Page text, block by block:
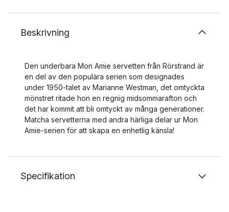
Beskrivning
Den underbara Mon Amie servetten från Rörstrand är
en del av den populära serien som designades
under 1950-talet av Marianne Westman, det omtyckta
mönstret ritade hon en regnig midsommarafton och
det har kommit att bli omtyckt av många generationer.
Matcha servetterna med andra härliga delar ur Mon
Amie-serien för att skapa en enhetlig känsla!
Specifikation